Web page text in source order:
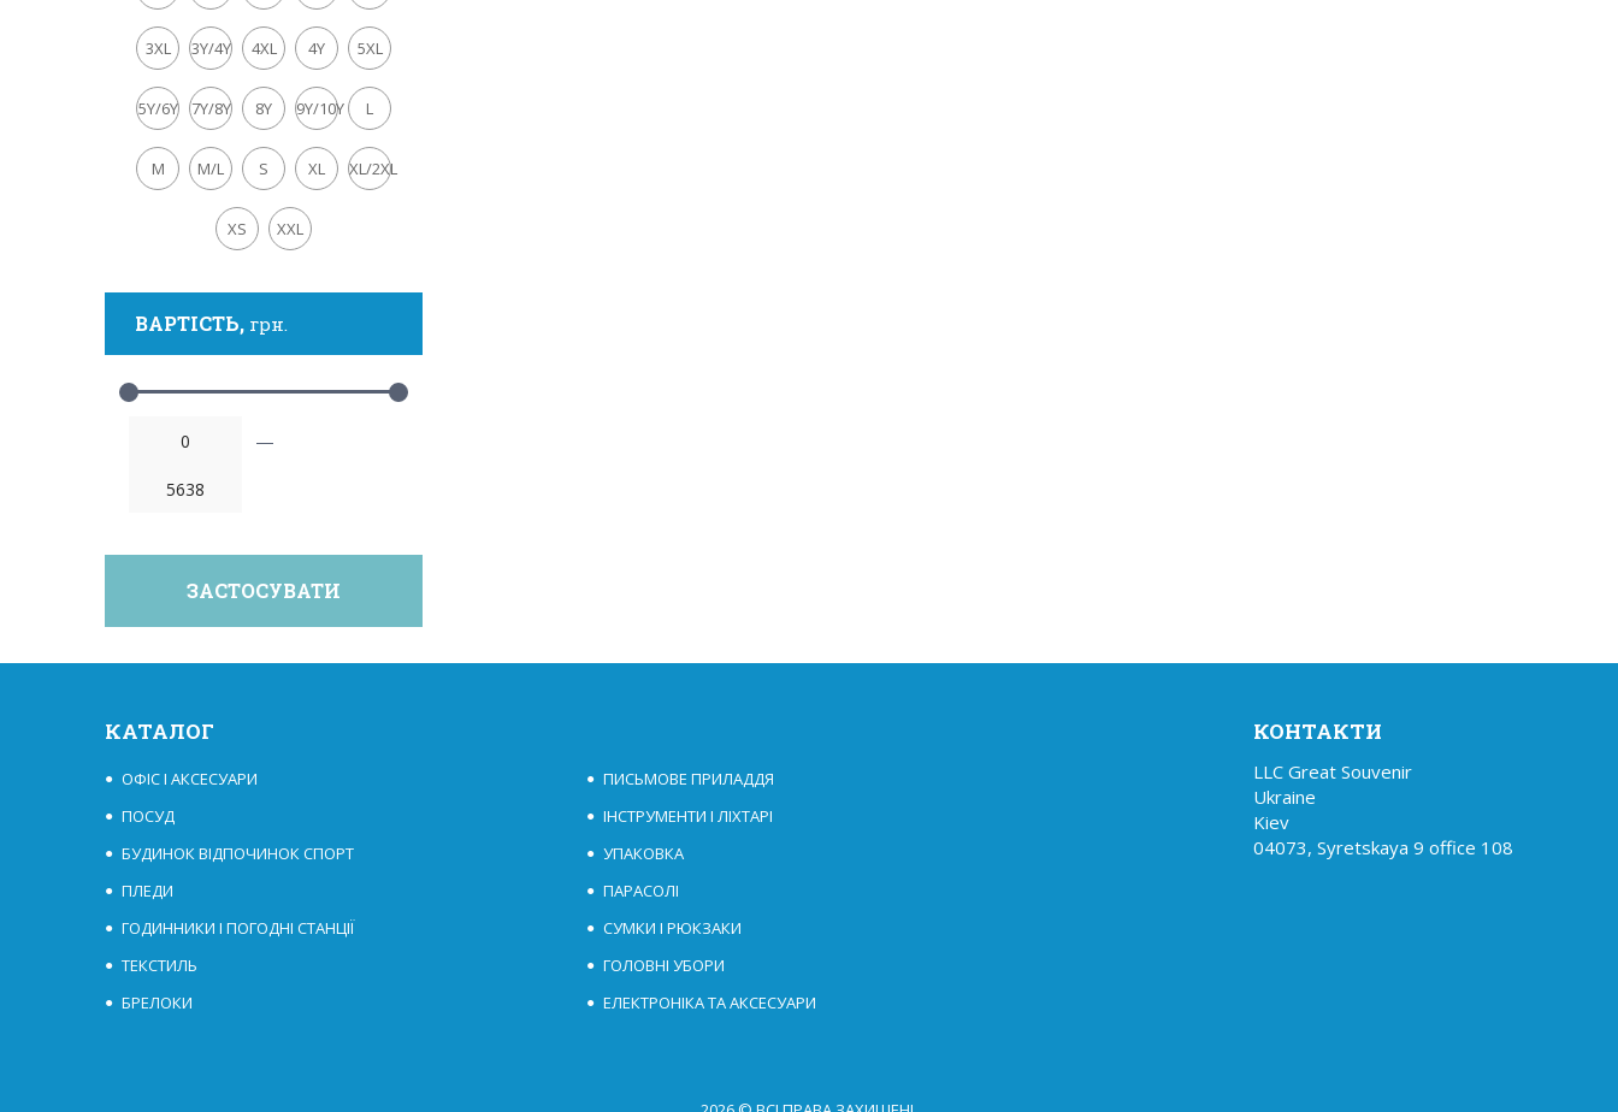
3XL 3Y/4Y 4XL 4Y 5XL
5Y/6Y 7Y/8Y 8Y 9Y/10Y L
M M/L S XL XL/2XL
XS XXL
ВАРТІСТЬ, грн.
—
КАТАЛОГ
ОФІС І АКСЕСУАРИ
ПИСЬМОВЕ ПРИЛАДДЯ
ПОСУД
ІНСТРУМЕНТИ І ЛІХТАРІ
БУДИНОК ВІДПОЧИНОК СПОРТ
УПАКОВКА
ПЛЕДИ
ПАРАСОЛІ
ГОДИННИКИ І ПОГОДНІ СТАНЦІЇ
СУМКИ І РЮКЗАКИ
ТЕКСТИЛЬ
ГОЛОВНІ УБОРИ
БРЕЛОКИ
ЕЛЕКТРОНІКА ТА АКСЕСУАРИ
КОНТАКТИ
LLC Great Souvenir
Ukraine
Kiev
04073, Syretskaya 9 office 108